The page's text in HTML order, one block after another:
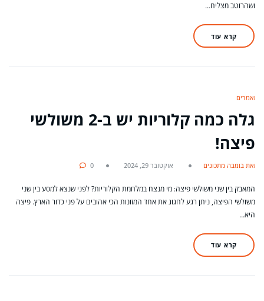
ושהרוטב מצליח…
קרא עוד
מאמרים
גלה כמה קלוריות יש ב-2 משולשי
פיצה!
מאת בומבה מתכונים אוקטובר 29, 2024 0
המאבק בין שני משולשי פיצה: מי מנצח במלחמת הקלוריות? לפני שנצא למסע בין שני
משולשי הפיצה, ניתן רגע לחגוג את אחד המזונות הכי אהובים על פני כדור הארץ. פיצה
היא…
קרא עוד